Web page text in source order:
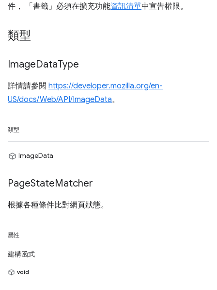
件， 「書籤」必須在擴充功能資訊清單中宣告權限。
類型
ImageDataType
詳情請參閱 https://developer.mozilla.org/en-
US/docs/Web/API/ImageData。
類型
ImageData
PageStateMatcher
根據各種條件比對網頁狀態。
屬性
建構函式
void